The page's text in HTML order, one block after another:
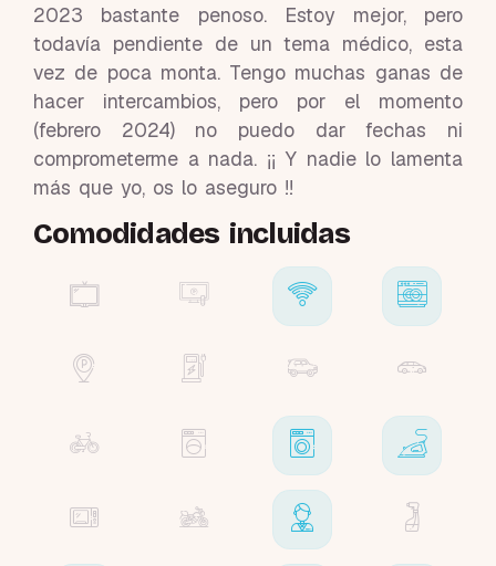
2023 bastante penoso. Estoy mejor, pero
todavía pendiente de un tema médico, esta
vez de poca monta. Tengo muchas ganas de
hacer intercambios, pero por el momento
(febrero 2024) no puedo dar fechas ni
comprometerme a nada. ¡¡ Y nadie lo lamenta
más que yo, os lo aseguro !!
Comodidades incluidas